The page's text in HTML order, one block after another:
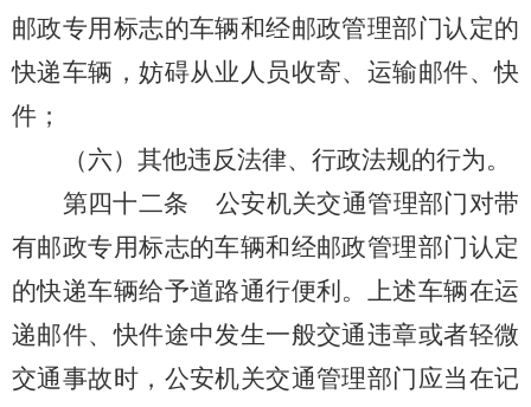
邮政专用标志的车辆和经邮政管理部门认定的
快递车辆，妨碍从业人员收寄、运输邮件、快
件；
（六） 其他违反法律、行政法规的行为。
第四十二条 公安机关交通管理部门对带
有邮政专用标志的车辆和经邮政管理部门认定
的快递车辆给予道路通行便利。上述车辆在运
递邮件、快件途中发生一般交通违章或者轻微
交通事故时，公安机关交通管理部门应当在记